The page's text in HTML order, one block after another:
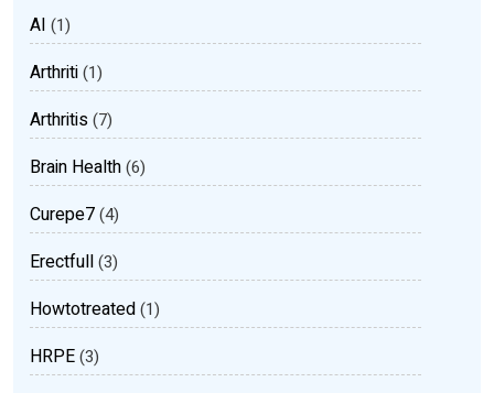
AI (1)
Arthriti(1)
Arthritis(7)
Brain Health(6)
Curepe7(4)
Erectfull(3)
Howtotreated(1)
HRPE(3)